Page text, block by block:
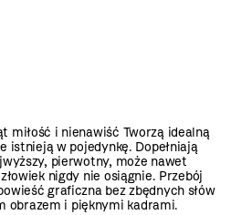
miłość i nienawiść Tworzą idealną
istnieją w pojedynkę. Dopełniają
pierwotny, może nawet
nigdy nie osiągnie. Przebój
graficzna bez zbędnych słów
obrazem i pięknymi kadrami.